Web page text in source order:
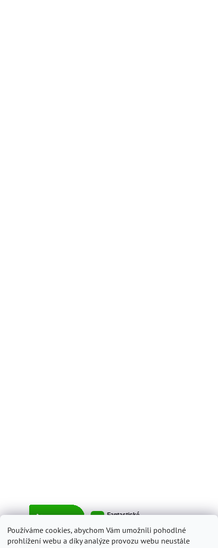
Používáme cookies, abychom Vám umožnili pohodlné
prohlížení webu a díky analýze provozu webu neustále